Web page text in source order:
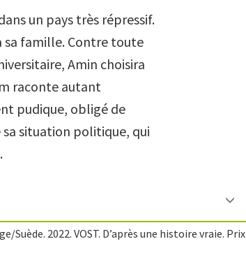
un pays très répressif.
sa famille. Contre toute
Amin choisira
raconte autant
pudique, obligé de
situation politique, qui
2022. VOST. D’après une histoire vraie. Prix